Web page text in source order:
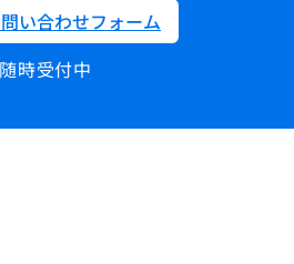
い合わせフォーム
随時受付中